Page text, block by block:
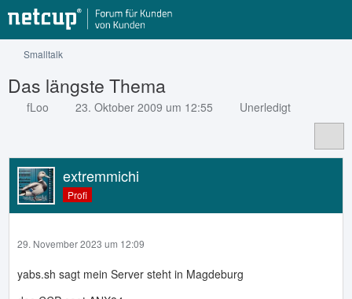
Smalltalk
Das längste Thema
fLoo 23. Oktober 2009 um 12:55 Unerledigt
extremmichi
Profi
29. November 2023 um 12:09
yabs.sh sagt mein Server steht in Magdeburg